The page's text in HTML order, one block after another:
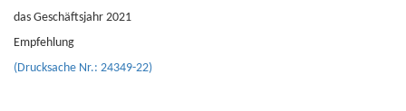
das Geschäftsjahr 2021
Empfehlung
(Drucksache Nr.: 24349-22)